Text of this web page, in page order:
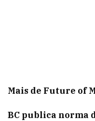
Mais de Future of
BC publica norma